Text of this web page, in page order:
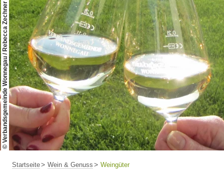
Entdecken & Erleben
Wein & Genuss
Kultur & Events
Buchen & Service
© Verbandsgemeinde Wonnegau / Rebecca Zechner
Startseite Wein & Genuss Weingüter